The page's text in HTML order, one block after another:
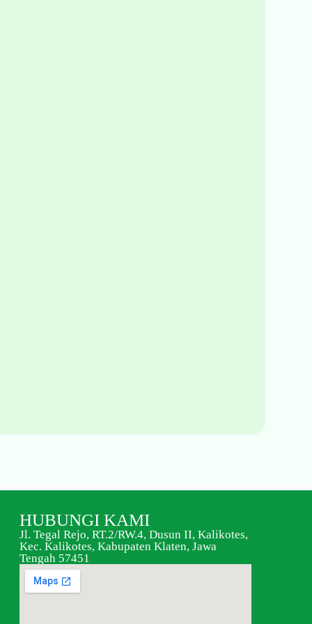
HUBUNGI KAMI
Jl. Tegal Rejo, RT.2/RW.4, Dusun II, Kalikotes,
Kec. Kalikotes, Kabupaten Klaten, Jawa
Tengah 57451